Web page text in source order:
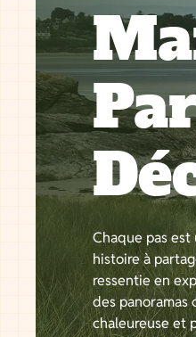
Chaque pas
histoire à
ressentie en
des panoramas
chaleureuse et